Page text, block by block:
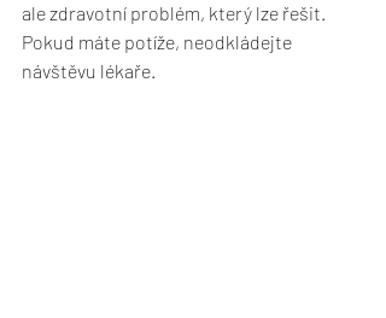
ale zdravotní problém, který lze řešit.
Pokud máte potíže, neodkládejte
návštěvu lékaře.